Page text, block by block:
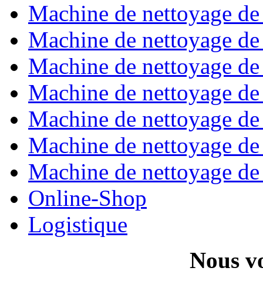
Machine de nettoyage
Machine de nettoyage
Machine de nettoyage
Machine de nettoyage
Machine de nettoyage
Machine de nettoyage
Machine de nettoyage
Online-Shop
Logistique
Nous